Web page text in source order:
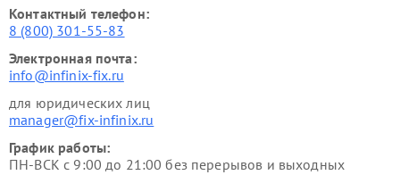
Контактный телефон:
8 (800) 301-55-83
Электронная почта:
info@infinix-fix.ru
для юридических лиц
manager@fix-infinix.ru
График работы:
ПН-ВСК с 9:00 до 21:00 без перерывов и выходных